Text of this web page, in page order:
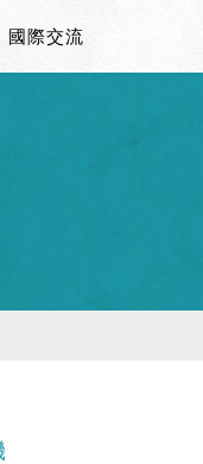
國際交流